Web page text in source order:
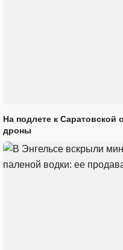
На подлете к Саратовской
дроны